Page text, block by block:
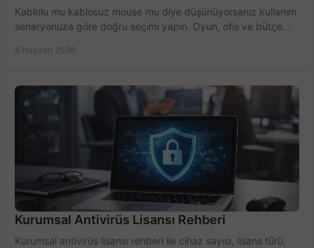
Kablolu mu kablosuz mouse mu diye düşünüyorsanız kullanım
senaryonuza göre doğru seçimi yapın. Oyun, ofis ve bütçe
8 Haziran 2026
Kurumsal Antivirüs Lisansı Rehberi
Kurumsal antivirüs lisansı rehberi ile cihaz sayısı, lisans türü,